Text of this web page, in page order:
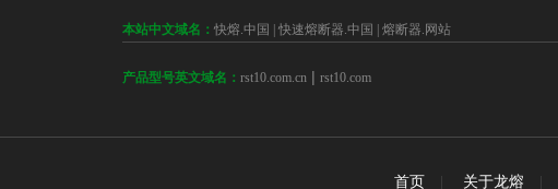
本站中文域名： 快熔.中国 快速熔断器.中国 熔断器.网站
产品型号英文域名： rst10.com.cn | rst10.com
首页 关于龙熔